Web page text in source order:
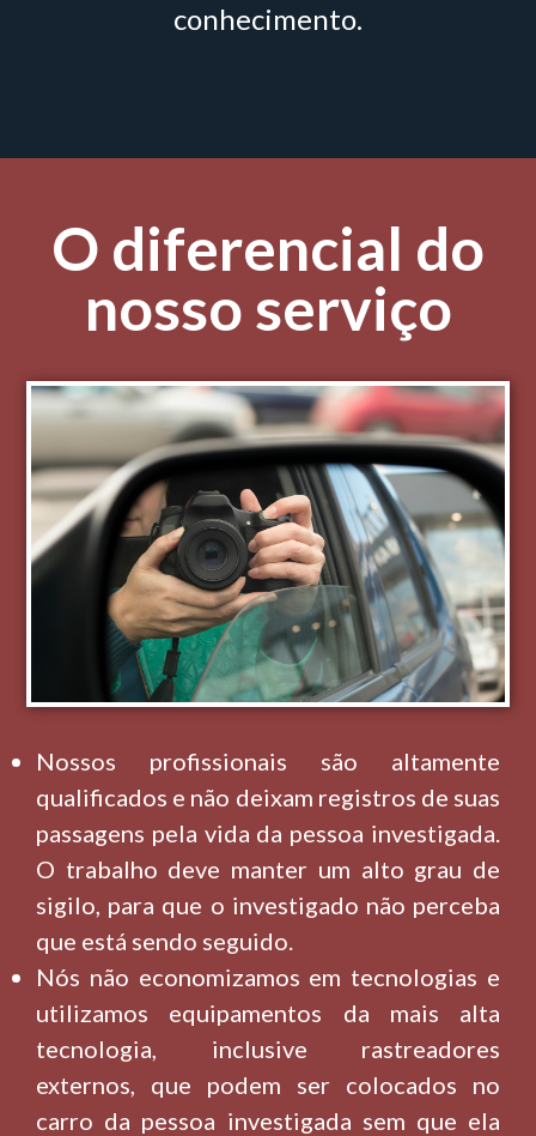
conhecimento.
O diferencial do
nosso serviço
Nossos profissionais são altamente
qualificados e não deixam registros de suas
passagens pela vida da pessoa investigada.
O trabalho deve manter um alto grau de
sigilo, para que o investigado não perceba
que está sendo seguido.
Nós não economizamos em tecnologias e
utilizamos equipamentos da mais alta
tecnologia, inclusive rastreadores
externos, que podem ser colocados no
carro da pessoa investigada sem que ela